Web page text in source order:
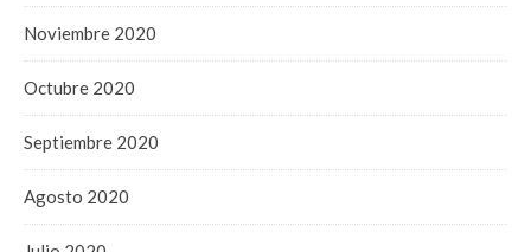
Noviembre 2020
Octubre 2020
Septiembre 2020
Agosto 2020